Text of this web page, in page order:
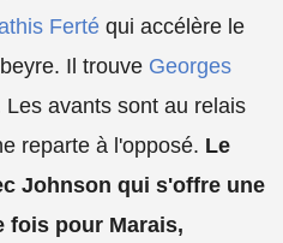
Ferté qui accélère le
Il trouve Georges
Les avants sont au relais
reparte à l'opposé. Le
Johnson qui s'offre une
fois pour Marais,